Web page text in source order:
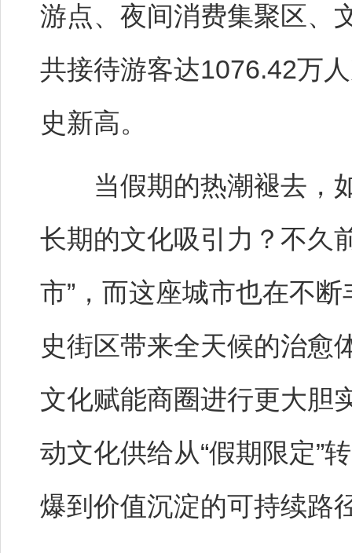
游点、夜间消费集聚区、
共接待游客达1076.42万
史新高。
当假期的热潮褪去，如
长期的文化吸引力？不久
市”，而这座城市也在不
史街区带来全天候的治愈
文化赋能商圈进行更大
动文化供给从“假期限定”
爆到价值沉淀的可持续路